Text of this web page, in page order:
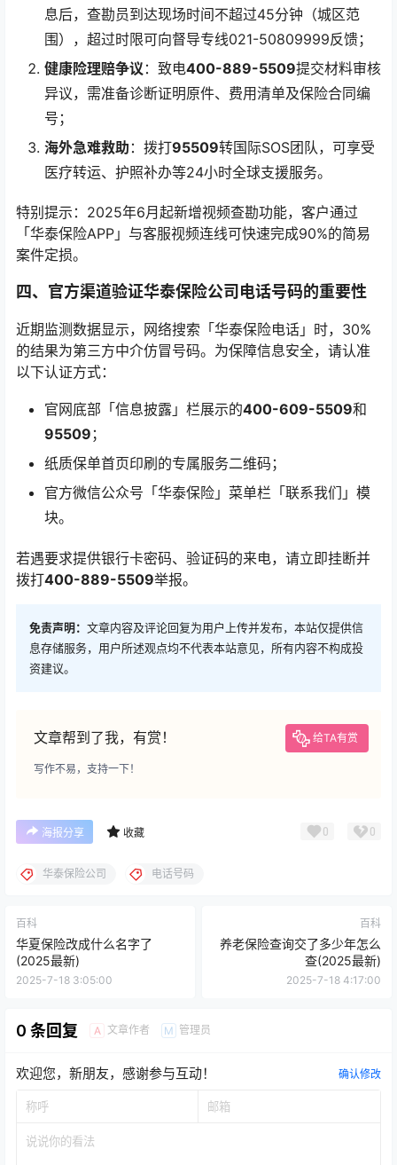
息后，查勘员到达现场时间不超过45分钟（城区范
围），超过时限可向督导专线021-50809999反馈；
健康险理赔争议 ：致电400-889-5509提交材料审核
异议，需准备诊断证明原件、费用清单及保险合同编
号；
海外急难救助 ：拨打95509转国际SOS团队，可享受
医疗转运、护照补办等24小时全球支援服务。
特别提示：2025年6月起新增视频查勘功能，客户通过
「华泰保险APP」与客服视频连线可快速完成90%的简易
案件定损。
四、官方渠道验证华泰保险公司电话号码的重要性
近期监测数据显示，网络搜索「华泰保险电话」时，30%
的结果为第三方中介仿冒号码。为保障信息安全，请认准
以下认证方式：
官网底部「信息披露」栏展示的400-609-5509和
95509 ；
纸质保单首页印刷的专属服务二维码；
官方微信公众号「华泰保险」菜单栏「联系我们」模
块。
若遇要求提供银行卡密码、验证码的来电，请立即挂断并
拨打400-889-5509举报。
免责声明： 文章内容及评论回复为用户上传并发布，本站仅提供信
息存储服务，用户所述观点均不代表本站意见，所有内容不构成投
资建议。
文章帮到了我，有赏！ 给TA有赏
写作不易，支持一下！
海报分享 收藏 0 0
华泰保险公司 电话号码
百科
华夏保险改成什么名字了
(2025最新)
2025-7-18 3:05:00
百科
养老保险查询交了多少年怎么
查(2025最新)
2025-7-18 4:17:00
0 条回复 A 文章作者 M 管理员
欢迎您，新朋友，感谢参与互动！ 确认修改